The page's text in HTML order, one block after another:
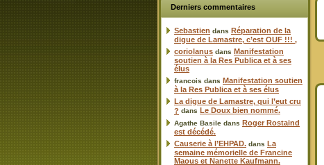
Derniers commentaires
Sebastien dans Réparation de la
digue de Lamastre, c’est OUF !!! ,
coriolanus dans Manifestation
soutien à la Res Publica et à ses
élus
francois dans Manifestation soutien
à la Res Publica et à ses élus
La digue de Lamastre, qui l’eut cru
? dans Le Doux bien nommé.
Agathe Basile dans Roger Rostaind
est décédé.
Causerie à l’EHPAD. dans La
semaine mémorielle de Francine
Maous et Nanette Kaufmann.